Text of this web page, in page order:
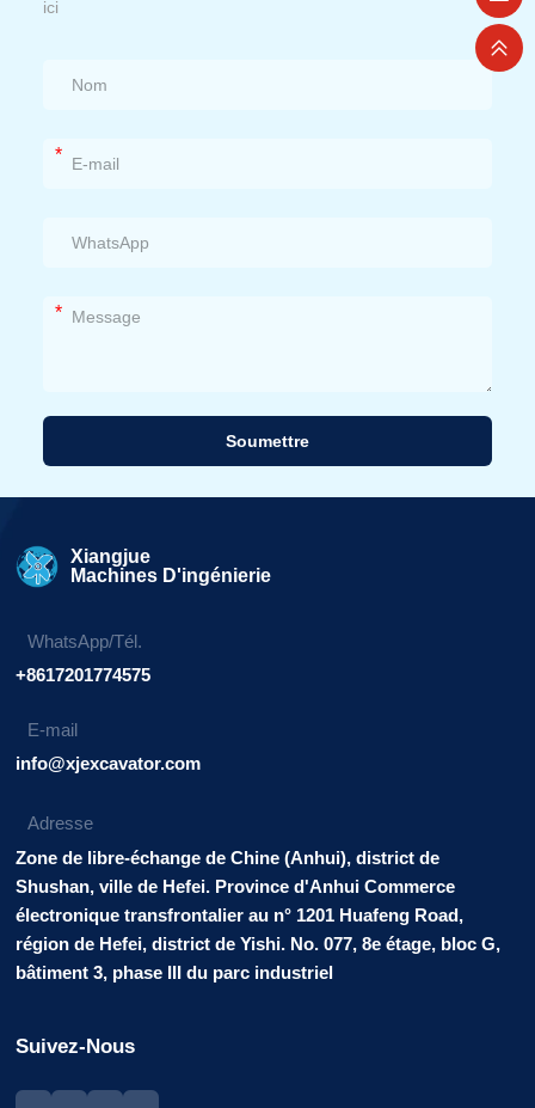
ici
*
*
Soumettre
Xiangjue
Machines D'ingénierie
WhatsApp/Tél.
+8617201774575
E-mail
info@xjexcavator.com
Adresse
Zone de libre-échange de Chine (Anhui), district de
Shushan, ville de Hefei. Province d'Anhui Commerce
électronique transfrontalier au n° 1201 Huafeng Road,
région de Hefei, district de Yishi. No. 077, 8e étage, bloc G,
bâtiment 3, phase III du parc industriel
Suivez-Nous